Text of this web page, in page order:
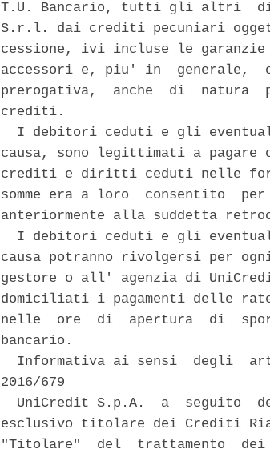
T.U. Bancario, tutti gli altri
S.r.l. dai crediti pecuniari
cessione, ivi incluse le
accessori e, piu' in
prerogativa,  anche  di  natura
crediti.
I debitori ceduti e gli
causa, sono legittimati a pagare
crediti e diritti ceduti nelle
somme era a loro  consentito
anteriormente alla suddetta
I debitori ceduti e gli
causa potranno rivolgersi per
gestore o all' agenzia di
domiciliati i pagamenti delle
nelle  ore  di  apertura  di
bancario.
Informativa ai sensi  degli
2016/679
UniCredit S.p.A.  a  seguito
esclusivo titolare dei Crediti
"Titolare"  del  trattamento